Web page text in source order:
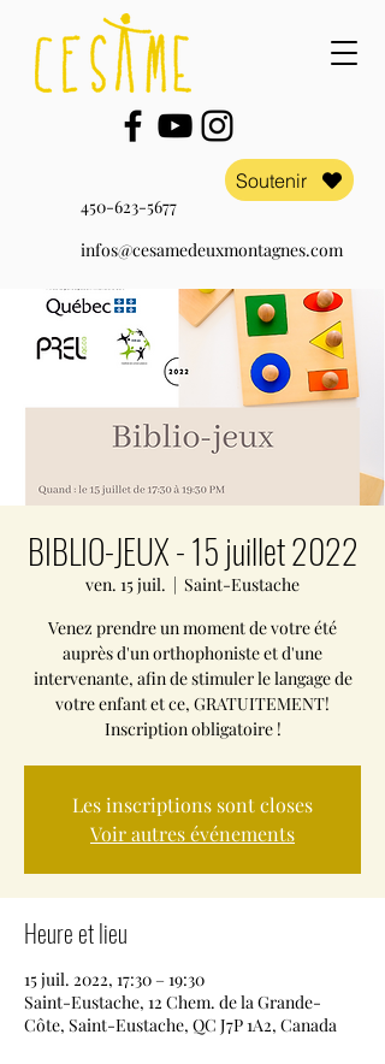
Soutenir
450-623-5677
infos@cesamedeuxmontagnes.com
BIBLIO-JEUX - 15 juillet 2022
ven. 15 juil.
  |
Saint-Eustache
Venez prendre un moment de votre été
auprès d'un orthophoniste et d'une
intervenante, afin de stimuler le langage de
votre enfant et ce, GRATUITEMENT!
Inscription obligatoire !
Les inscriptions sont closes
Voir autres événements
Heure et lieu
15 juil. 2022, 17:30 – 19:30
Saint-Eustache, 12 Chem. de la Grande-
Côte, Saint-Eustache, QC J7P 1A2, Canada